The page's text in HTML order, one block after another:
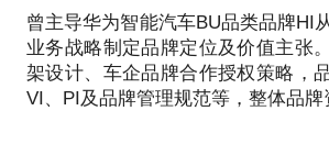
品牌吗？
有限的市场预算如何cover众多的品
曾主导华为智能汽车BU品类品牌HI
业务战略制定品牌定位及价值主张
架设计、车企品牌合作授权策略，
VI、PI及品牌管理规范等，整体品牌